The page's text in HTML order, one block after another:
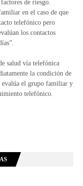
de riesgo.
en el caso de que
telefónico pero
los contactos
salud vía telefónica
la condición de
evalúa el grupo familiar y
telefónico.